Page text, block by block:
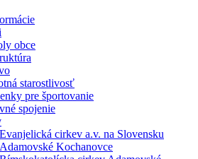
obce
starostlivosť
pre športovanie
spojenie
Evanjelická cirkev a.v. na Slovensku
Adamovské Kochanovce